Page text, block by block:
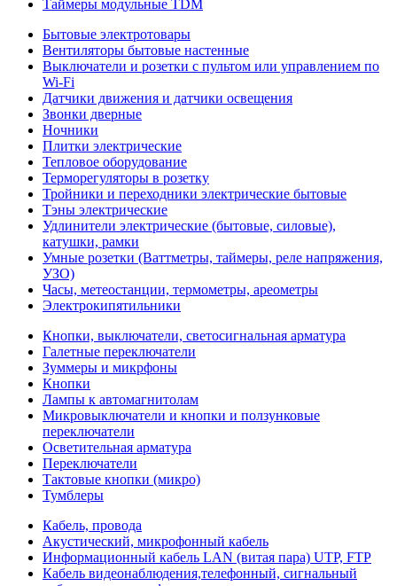
Таймеры модульные TDM
Бытовые электротовары
Вентиляторы бытовые настенные
Выключатели и розетки с пультом или управлением по
Wi-Fi
Датчики движения и датчики освещения
Звонки дверные
Ночники
Плитки электрические
Тепловое оборудование
Терморегуляторы в розетку
Тройники и переходники электрические бытовые
Тэны электрические
Удлинители электрические (бытовые, силовые),
катушки, рамки
Умные розетки (Ваттметры, таймеры, реле напряжения,
УЗО)
Часы, метеостанции, термометры, ареометры
Электрокипятильники
Кнопки, выключатели, светосигнальная арматура
Галетные переключатели
Зуммеры и микрфоны
Кнопки
Лампы к автомагнитолам
Микровыключатели и кнопки и ползунковые
переключатели
Осветительная арматура
Переключатели
Тактовые кнопки (микро)
Тумблеры
Кабель, провода
Акустический, микрофонный кабель
Информационный кабель LAN (витая пара) UTP, FTP
Кабель видеонаблюдения,телефонный, сигнальный